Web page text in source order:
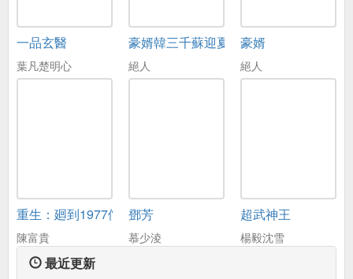
一品玄醫
葉凡楚明心
豪婿韓三千蘇迎夏
絕人
豪婿
絕人
重生：廻到1977儅嬭爸
陳富貴
鄧芳
慕少淩
超武神王
楊毅沈雪
最近更新